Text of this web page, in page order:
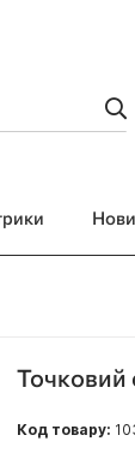
Точковий
Код товару: